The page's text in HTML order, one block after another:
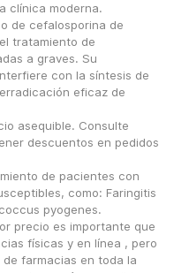
clínica moderna.
de cefalosporina de
tratamiento de
a graves. Su
con la síntesis de
eficaz de
asequible. Consulte
descuentos en pedidos
de pacientes con
como: Faringitis
pyogenes.
precio es importante que
físicas y en línea , pero
farmacias en toda la